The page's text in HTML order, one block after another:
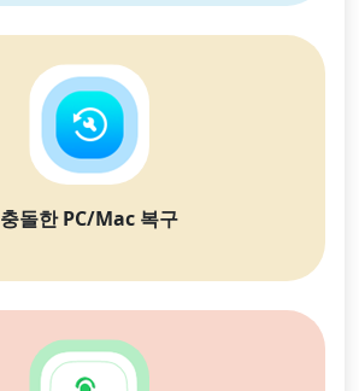
충돌한 PC/Mac 복구